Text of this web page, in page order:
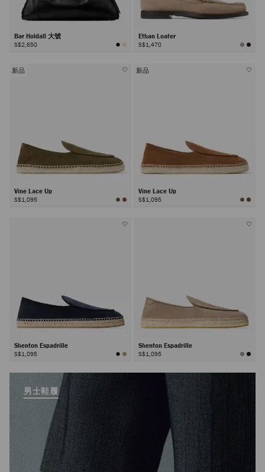
Bar Holdall 大號
S$2,650
Ethan Loafer
S$1,470
新品
Vine Lace Up
S$1,095
新品
Vine Lace Up
S$1,095
Shenton Espadrille
S$1,095
Shenton Espadrille
S$1,095
男士鞋履